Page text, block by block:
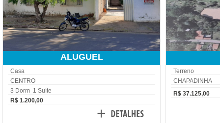
ALUGUEL
Casa
CENTRO
3 Dorm 1 Suíte
R$ 1.200,00
Terreno
CHAPADINHA
R$ 37.125,00